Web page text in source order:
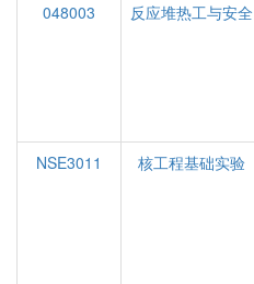
048003 反应堆热工与安全
NSE3011
核工程基础实验